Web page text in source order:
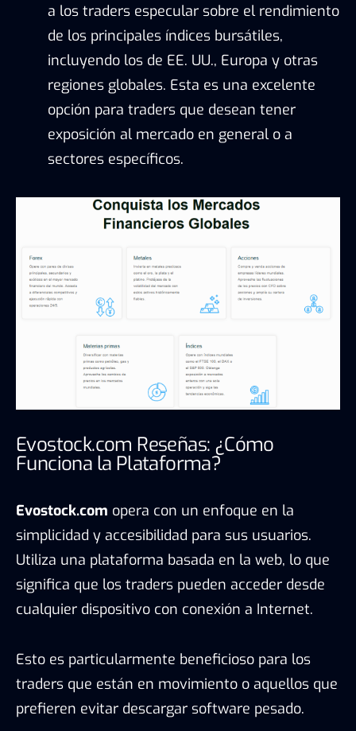
a los traders especular sobre el rendimiento
de los principales índices bursátiles,
incluyendo los de EE. UU., Europa y otras
regiones globales. Esta es una excelente
opción para traders que desean tener
exposición al mercado en general o a
sectores específicos.
Evostock.com Reseñas: ¿Cómo
Funciona la Plataforma?
Evostock.com opera con un enfoque en la
simplicidad y accesibilidad para sus usuarios.
Utiliza una plataforma basada en la web, lo que
significa que los traders pueden acceder desde
cualquier dispositivo con conexión a Internet.
Esto es particularmente beneficioso para los
traders que están en movimiento o aquellos que
prefieren evitar descargar software pesado.